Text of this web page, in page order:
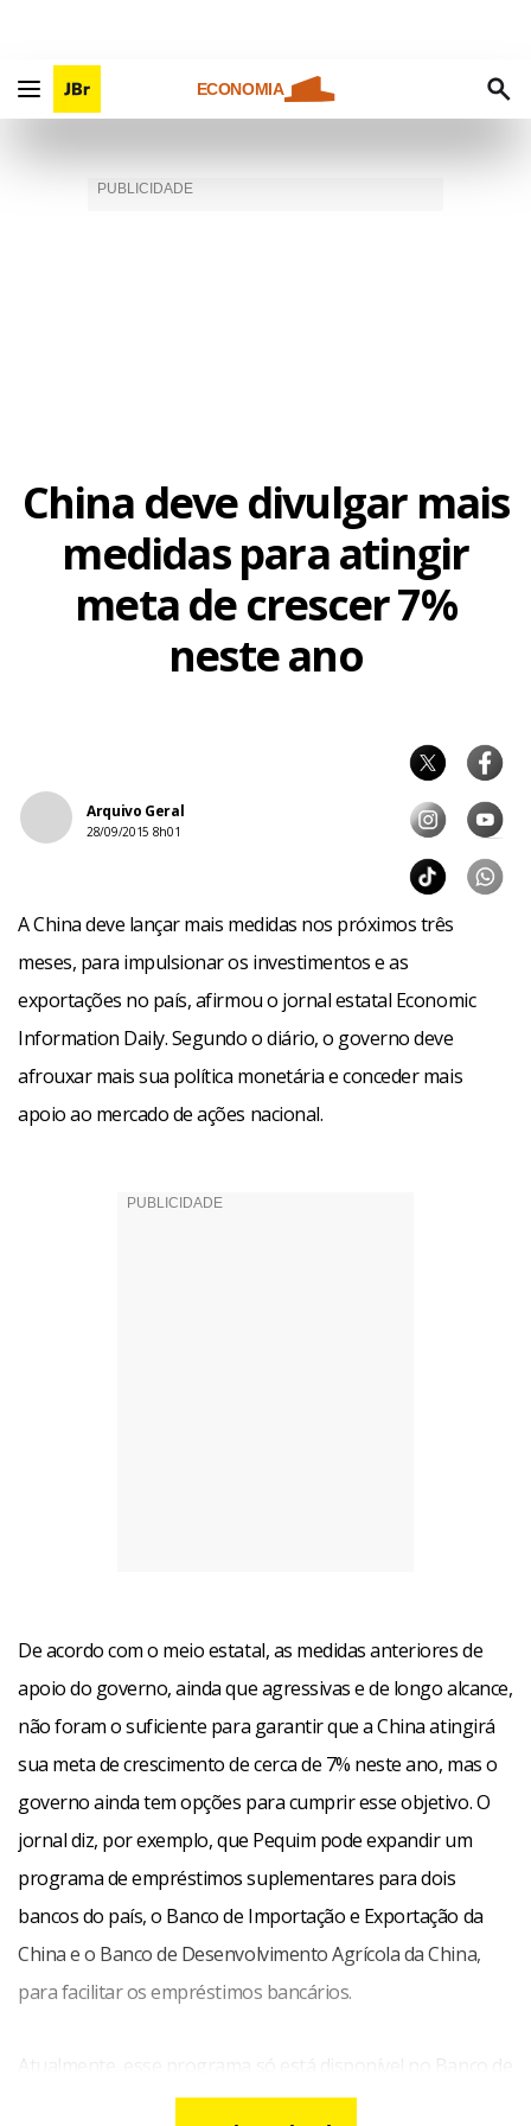
ECONOMIA
China deve divulgar mais
medidas para atingir
meta de crescer 7%
neste ano
Arquivo Geral
28/09/2015 8h01
A China deve lançar mais medidas nos próximos três
meses, para impulsionar os investimentos e as
exportações no país, afirmou o jornal estatal Economic
Information Daily. Segundo o diário, o governo deve
afrouxar mais sua política monetária e conceder mais
apoio ao mercado de ações nacional.
De acordo com o meio estatal, as medidas anteriores de
apoio do governo, ainda que agressivas e de longo alcance,
não foram o suficiente para garantir que a China atingirá
sua meta de crescimento de cerca de 7% neste ano, mas o
governo ainda tem opções para cumprir esse objetivo. O
jornal diz, por exemplo, que Pequim pode expandir um
programa de empréstimos suplementares para dois
bancos do país, o Banco de Importação e Exportação da
China e o Banco de Desenvolvimento Agrícola da China,
para facilitar os empréstimos bancários.
Atualmente, esse programa só está disponível no Banco de
Desenvolvimento da China. O jornal disse também que o